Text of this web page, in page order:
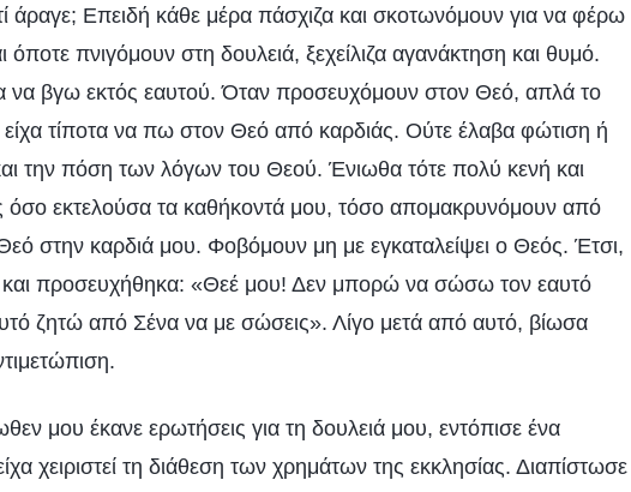
άραγε; Επειδή κάθε μέρα πάσχιζα και σκοτωνόμουν για να φέρω
πνιγόμουν στη δουλειά, ξεχείλιζα αγανάκτηση και θυμό.
βγω εκτός εαυτού. Όταν προσευχόμουν στον Θεό, απλά το
είχα τίποτα να πω στον Θεό από καρδιάς. Ούτε έλαβα φώτιση ή
την πόση των λόγων του Θεού. Ένιωθα τότε πολύ κενή και
εκτελούσα τα καθήκοντά μου, τόσο απομακρυνόμουν από
στην καρδιά μου. Φοβόμουν μη με εγκαταλείψει ο Θεός. Έτσι,
προσευχήθηκα: «Θεέ μου! Δεν μπορώ να σώσω τον εαυτό
ζητώ από Σένα να με σώσεις». Λίγο μετά από αυτό, βίωσα
μου έκανε ερωτήσεις για τη δουλειά μου, εντόπισε ένα
χειριστεί τη διάθεση των χρημάτων της εκκλησίας. Διαπίστωσε